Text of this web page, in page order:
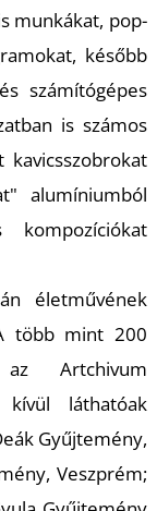
munkákat, pop-
később
számítógépes
is számos
alumíniumból
életművének
több mint 200
Artchivum
kívül láthatóak
Gyűjtemény,
Veszprém;